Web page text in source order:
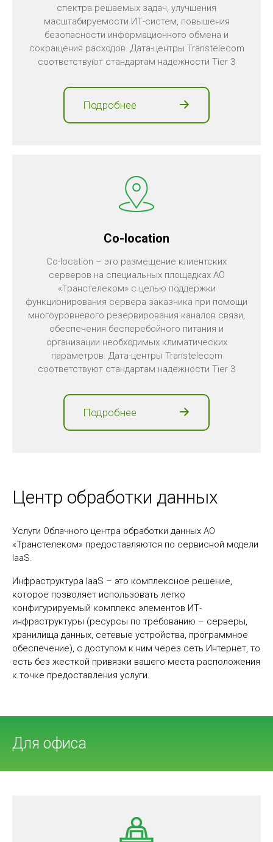
спектра решаемых задач, улучшения
масштабируемости ИТ-систем, повышения
безопасности информационного обмена и
сокращения расходов. Дата-центры Transtelecom
соответствуют стандартам надежности Tier 3
Подробнее
Co-location
Co-location – это размещение клиентских
серверов на специальных площадках АО
«Транстелеком» с целью поддержки
функционирования сервера заказчика при помощи
многоуровневого резервирования каналов связи,
обеспечения бесперебойного питания и
организации необходимых климатических
параметров. Дата-центры Transtelecom
соответствуют стандартам надежности Tier 3
Подробнее
Центр обработки данных
Услуги Облачного центра обработки данных АО
«Транстелеком» предоставляются по сервисной модели
IaaS.
Инфраструктура IaaS – это комплексное решение,
которое позволяет использовать легко
конфигурируемый комплекс элементов ИТ-
инфраструктуры (ресурсы по требованию – серверы,
хранилища данных, сетевые устройства, программное
обеспечение), с доступом к ним через сеть Интернет, то
есть без жесткой привязки вашего места расположения
к точке предоставления услуги.
Для офиса